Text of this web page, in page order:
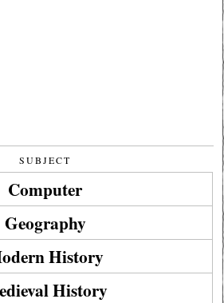
SUBJECT
Computer
Geography
History
History